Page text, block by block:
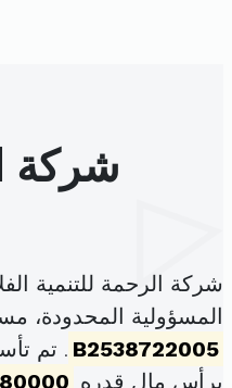
شركة
شركة الرحمة للتنمية
المسؤولية المحدودة،
B2538722005
برأس مال قدره